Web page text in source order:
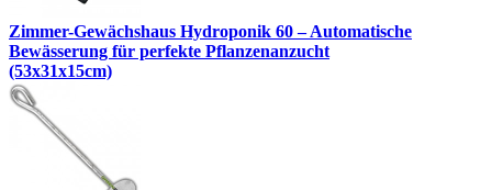
Zimmer-Gewächshaus Hydroponik 60 – Automatische
Bewässerung für perfekte Pflanzenanzucht
(53x31x15cm)